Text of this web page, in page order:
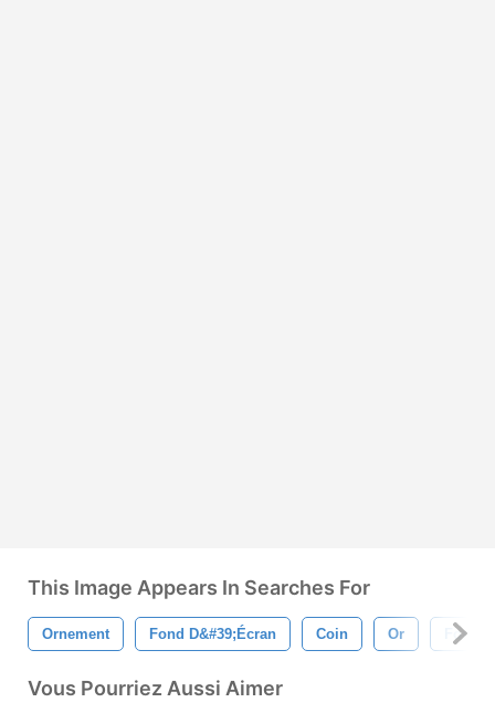
This Image Appears In Searches For
Ornement Fond D&#39;écran Coin Or Fond
Vous Pourriez Aussi Aimer